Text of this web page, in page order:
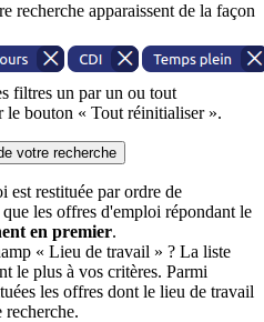
recherche apparaissent de la façon
filtres un par un ou tout
le bouton « Tout réinitialiser ».
votre recherche
est restituée par ordre de
les offres d'emploi répondant le
en premier.
« Lieu de travail » ? La liste
le plus à vos critères. Parmi
les offres dont le lieu de travail
recherche.